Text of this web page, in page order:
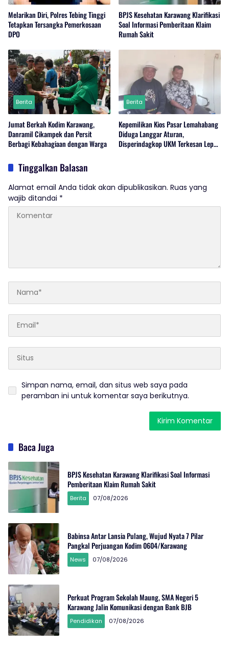
Melarikan Diri, Polres Tebing Tinggi
Tetapkan Tersangka Pemerkosaan
DPO
BPJS Kesehatan Karawang Klarifikasi
Soal Informasi Pemberitaan Klaim
Rumah Sakit
Berita
Jumat Berkah Kodim Karawang,
Danramil Cikampek dan Persit
Berbagi Kebahagiaan dengan Warga
Berita
Kepemilikan Kios Pasar Lemahabang
Diduga Langgar Aturan,
Disperindagkop UKM Terkesan Lepas
Tinggalkan Balasan
Alamat email Anda tidak akan dipublikasikan. Ruas yang
wajib ditandai *
Simpan nama, email, dan situs web saya pada
peramban ini untuk komentar saya berikutnya.
Baca Juga
BPJS Kesehatan Karawang Klarifikasi Soal Informasi
Pemberitaan Klaim Rumah Sakit
Berita 07/08/2026
Babinsa Antar Lansia Pulang, Wujud Nyata 7 Pilar
Pangkal Perjuangan Kodim 0604/Karawang
News 07/08/2026
Perkuat Program Sekolah Maung, SMA Negeri 5
Karawang Jalin Komunikasi dengan Bank BJB
Pendidikan 07/08/2026